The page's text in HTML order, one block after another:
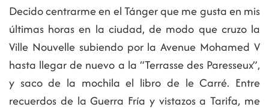
Decido centrarme en el Tánger que me gusta en mis
últimas horas en la ciudad, de modo que cruzo la
Ville Nouvelle subiendo por la Avenue Mohamed V
hasta llegar de nuevo a la “Terrasse des Paresseux”,
y saco de la mochila el libro de le Carré. Entre
recuerdos de la Guerra Fría y vistazos a Tarifa, me